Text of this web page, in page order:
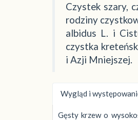
Czystek szary,
rodziny
albidus L. i
czystka
i Azji Mniejszej.
Wygląd i
Gęsty krzew o